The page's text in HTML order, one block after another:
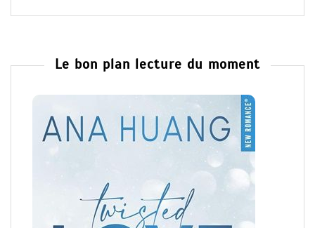
Le bon plan lecture du moment